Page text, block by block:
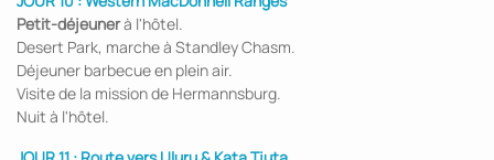
Petit-déjeunerà l'hôtel.
Desert Park, marche à Standley Chasm.
Déjeuner barbecue en plein air.
Visite de la mission de Hermannsburg.
Nuit à l'hôtel.